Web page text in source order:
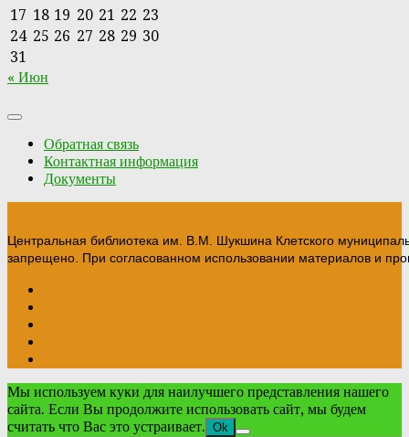
17 18 19 20 21 22 23
24 25 26 27 28 29 30
31
« Июн
Обратная связь
Контактная информация
Документы
Центральная библиотека им. В.М. Шукшина Клетского
запрещено. При согласованном использовании материалов и
Мы используем куки для наилучшего представления нашего
сайта. Если Вы продолжите использовать сайт, мы будем
считать что Вас это устраивает. Ok